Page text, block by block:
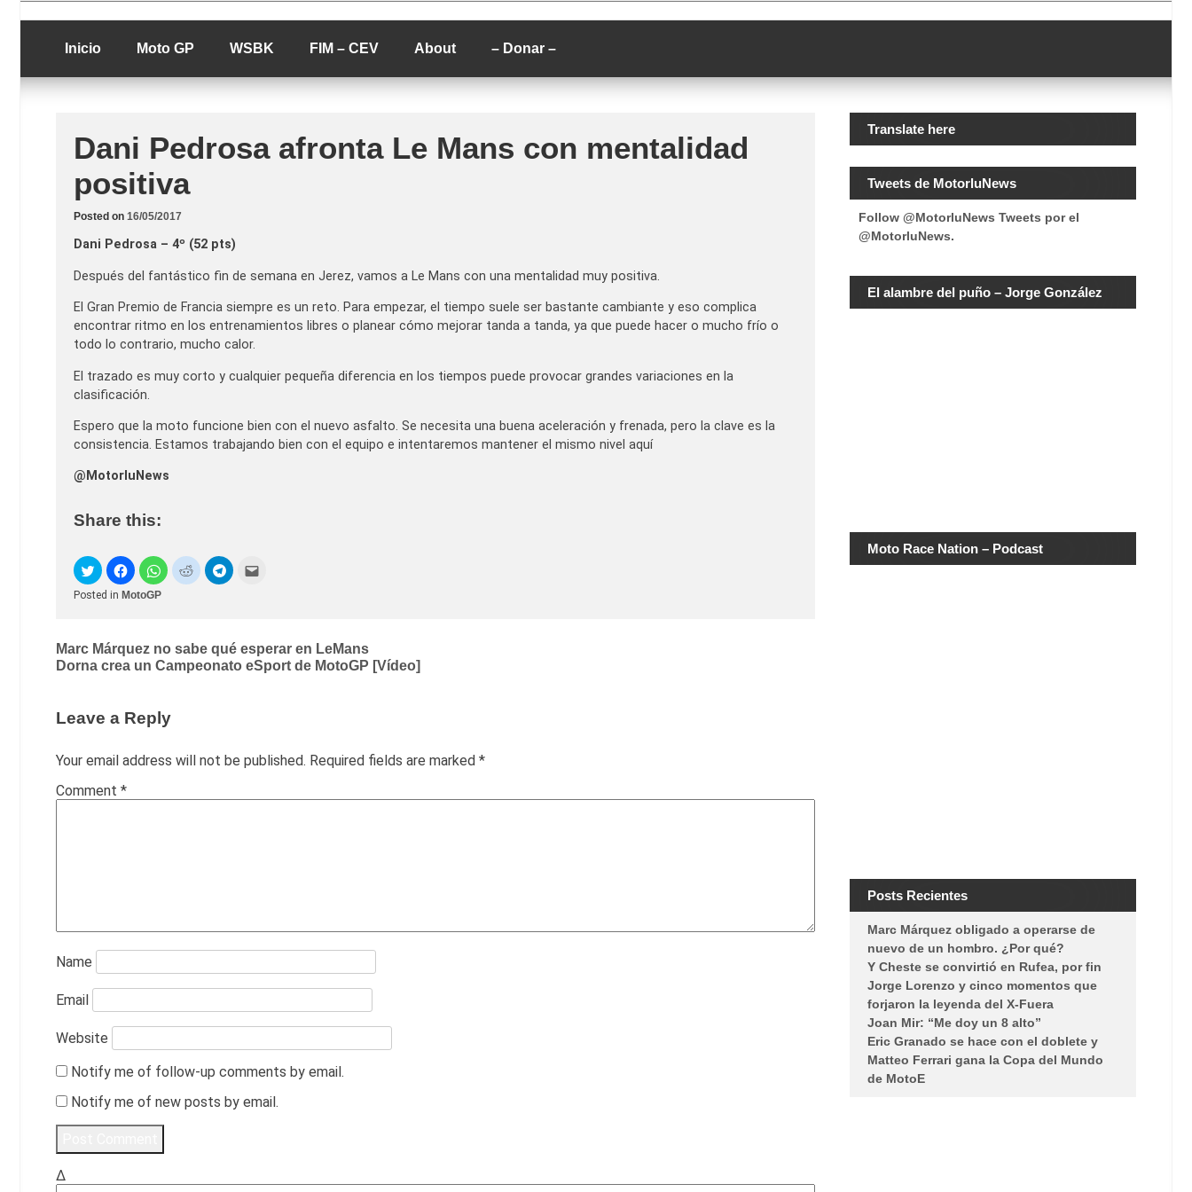
to
contentLucio Lopez GP
luciolopezgp
Inicio Moto GP WSBK FIM – CEV About – Donar –
Dani Pedrosa afronta Le Mans con mentalidad
positiva
Posted on 16/05/2017
Dani Pedrosa – 4º (52 pts)
Después del fantástico fin de semana en Jerez, vamos a Le Mans con una mentalidad muy positiva.
El Gran Premio de Francia siempre es un reto. Para empezar, el tiempo suele ser bastante cambiante y eso complica
encontrar ritmo en los entrenamientos libres o planear cómo mejorar tanda a tanda, ya que puede hacer o mucho frío o
todo lo contrario, mucho calor.
El trazado es muy corto y cualquier pequeña diferencia en los tiempos puede provocar grandes variaciones en la
clasificación.
Espero que la moto funcione bien con el nuevo asfalto. Se necesita una buena aceleración y frenada, pero la clave es la
consistencia. Estamos trabajando bien con el equipo e intentaremos mantener el mismo nivel aquí
@MotorluNews
Share this:
Posted in MotoGP
Post
navigation
Marc Márquez no sabe qué esperar en LeMans
Dorna crea un Campeonato eSport de MotoGP [Vídeo]
Leave a Reply
Your email address will not be published. Required fields are marked *
Comment *
Name
Email
Website
Notify me of follow-up comments by email.
Notify me of new posts by email.
Δ
Translate here
Tweets de MotorluNews
Follow @MotorluNews Tweets por el
@MotorluNews.
El alambre del puño – Jorge González
Moto Race Nation – Podcast
Posts Recientes
Marc Márquez obligado a operarse de
nuevo de un hombro. ¿Por qué?
Y Cheste se convirtió en Rufea, por fin
Jorge Lorenzo y cinco momentos que
forjaron la leyenda del X-Fuera
Joan Mir: “Me doy un 8 alto”
Eric Granado se hace con el doblete y
Matteo Ferrari gana la Copa del Mundo
de MotoE